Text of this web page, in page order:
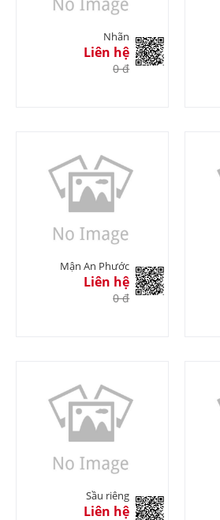
Nhãn
Liên hệ
0 đ
Mận An Phước
Liên hệ
0 đ
Sầu riêng
Liên hệ